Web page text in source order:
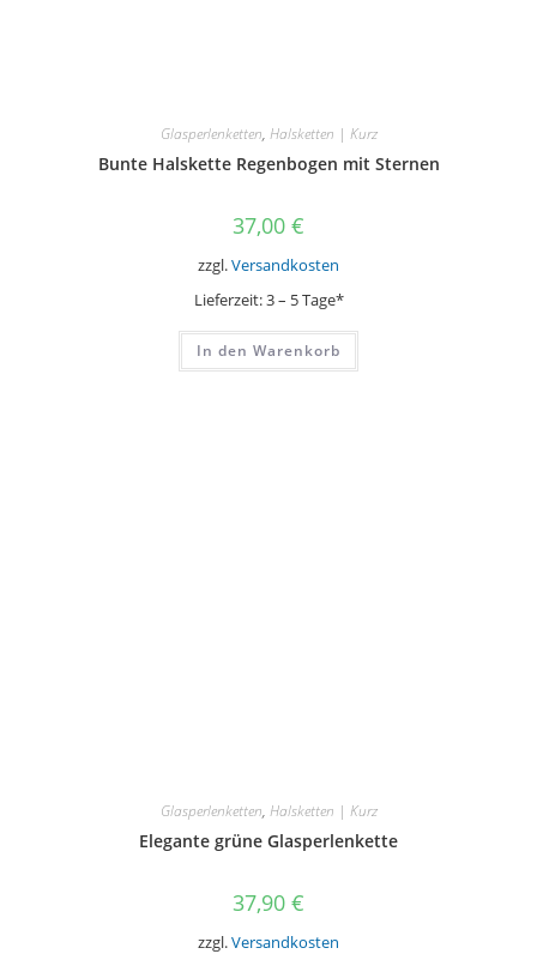
Glasperlenketten, Halsketten | Kurz
Bunte Halskette Regenbogen mit Sternen
37,00 €
zzgl.Versandkosten
Lieferzeit:3 – 5 Tage*
In den Warenkorb
Glasperlenketten, Halsketten | Kurz
Elegante grüne Glasperlenkette
37,90 €
zzgl.Versandkosten